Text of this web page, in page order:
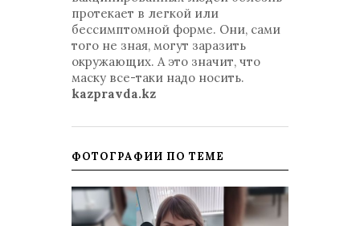
протекает в легкой или
бессимптомной форме. Они, сами
того не зная, могут заразить
окружающих. А это значит, что
маску все-таки надо носить.
kazpravda.kz
ФОТОГРАФИИ ПО ТЕМЕ